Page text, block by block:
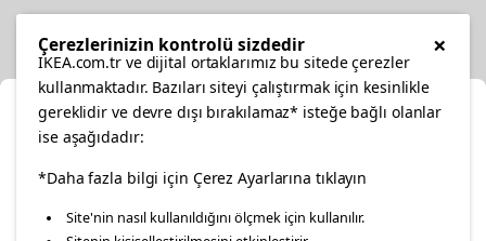
facebooktwitterinstagrampinterestyoutube
Konumunuzu Seçin
İnternetten vereceğiniz siparişlerinizde size özel hizmet ve
×
Çerezlerinizin kontrolü sizdedir
IKEA.com.tr ve dijital ortaklarımız bu sitede çerezler
kullanmaktadır. Bazıları siteyi çalıştırmak için kesinlikle
gereklidir ve devre dışı bırakılamaz* isteğe bağlı olanlar
ise aşağıdadır:
*Daha fazla bilgi için Çerez Ayarlarına tıklayın
Site'nin nasıl kullanıldığını ölçmek için kullanılır.